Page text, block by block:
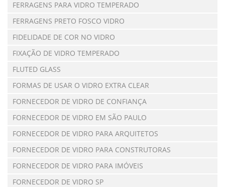
FERRAGENS PARA VIDRO TEMPERADO
FERRAGENS PRETO FOSCO VIDRO
FIDELIDADE DE COR NO VIDRO
FIXAÇÃO DE VIDRO TEMPERADO
FLUTED GLASS
FORMAS DE USAR O VIDRO EXTRA CLEAR
FORNECEDOR DE VIDRO DE CONFIANÇA
FORNECEDOR DE VIDRO EM SÃO PAULO
FORNECEDOR DE VIDRO PARA ARQUITETOS
FORNECEDOR DE VIDRO PARA CONSTRUTORAS
FORNECEDOR DE VIDRO PARA IMÓVEIS
FORNECEDOR DE VIDRO SP